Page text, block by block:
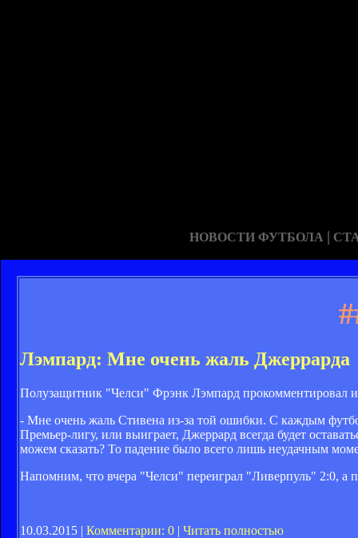
НОВОСТИ ФУТБОЛА |
Лэмпард: Мне очень жаль Джеррарда
Полузащитник "Челси" Фрэнк Лэмпард прокомментировал
- Мне очень жаль Стивена из-за той ошибки. С каждым
Премьер-лигу, или выиграет, Джеррард всегда будет
можем сказать? То падение было всего лишь неудачным
Напомним, что вчера "Челси" переиграл "Ливерпуль" 2:0, а
10.03.2015 | Комментарии: 0 | Читать полностью